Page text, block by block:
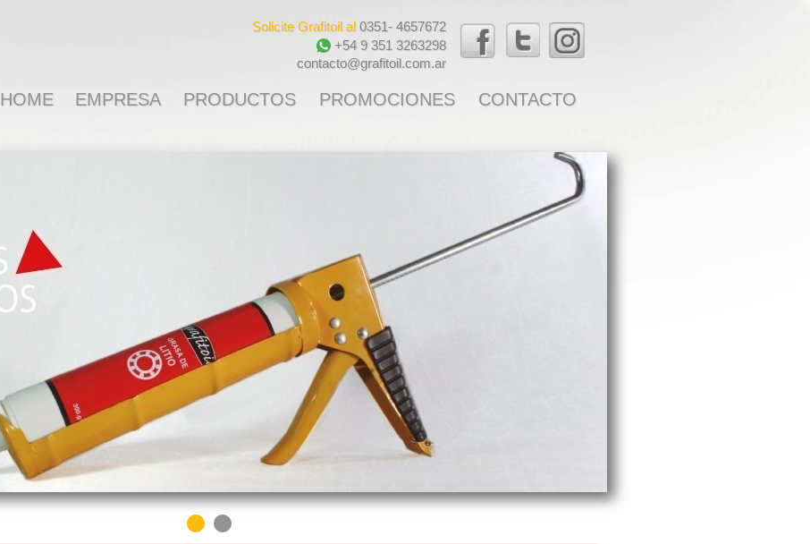
Solicite Grafitoil al 0351- 4657672
+54 9 351 3263298
contacto@grafitoil.com.ar
HOME EMPRESA PRODUCTOS PROMOCIONES CONTACTO